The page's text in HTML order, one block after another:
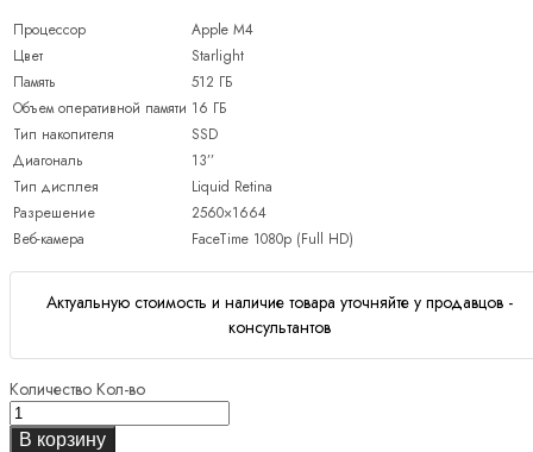
Процессор
Apple M4
Цвет
Starlight
Память
512 ГБ
Объем оперативной памяти 16 ГБ
Тип накопителя
SSD
Диагональ
13’’
Тип дисплея
Liquid Retina
Разрешение
2560×1664
Веб-камера
FaceTime 1080p (Full HD)
Актуальную стоимость и наличие товара уточняйте у продавцов -
консультантов
Количество Кол-во
В корзину